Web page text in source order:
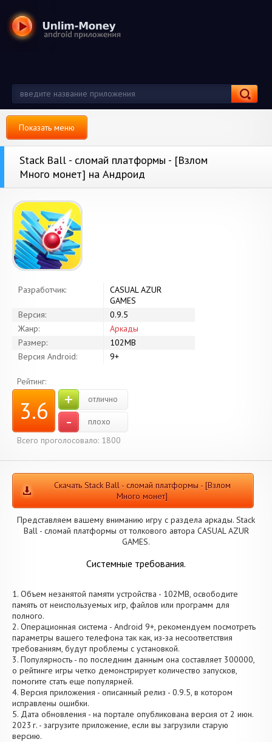
Показать меню
Stack Ball - сломай платформы - [Взлом
Много монет] на Андроид
Разработчик:
CASUAL AZUR
GAMES
Версия:
0.9.5
Жанр:
Аркады
Размер:
102MB
Версия Android:
9+
Рейтинг:
3.6 + отлично
-
плохо
Всего проголосовало: 1800
Скачать Stack Ball - сломай платформы - [Взлом
Много монет]
Представляем вашему вниманию игру с раздела аркады. Stack
Ball - сломай платформы от толкового автора CASUAL AZUR
GAMES.
Системные требования.
1. Объем незанятой памяти устройства - 102MB, освободите
память от неиспользуемых игр, файлов или программ для
полного.
2. Операционная система - Android 9+, рекомендуем посмотреть
параметры вашего телефона так как, из-за несоответствия
требованиям, будут проблемы с установкой.
3. Популярность - по последним данным она составляет 300000,
о рейтинге игры четко демонстрирует количество запусков,
помогите стать еще популярней.
4. Версия приложения - описанный релиз - 0.9.5, в котором
исправлены ошибки.
5. Дата обновления - на портале опубликована версия от 2 июн.
2023 г. - загрузите приложение, если вы загрузили старую
версию.